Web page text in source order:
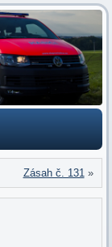
Zásah č. 131»